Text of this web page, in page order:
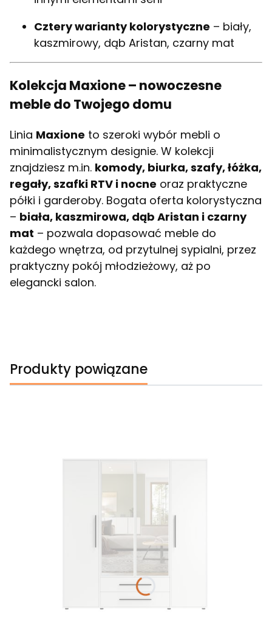
Cztery warianty kolorystyczne – biały,
kaszmirowy, dąb Aristan, czarny mat
Kolekcja Maxione – nowoczesne
meble do Twojego domu
Linia Maxione to szeroki wybór mebli o
minimalistycznym designie. W kolekcji
znajdziesz m.in. komody, biurka, szafy, łóżka,
regały, szafki RTV i nocne oraz praktyczne
półki i garderoby. Bogata oferta kolorystyczna
– biała, kaszmirowa, dąb Aristan i czarny
mat – pozwala dopasować meble do
każdego wnętrza, od przytulnej sypialni, przez
praktyczny pokój młodzieżowy, aż po
elegancki salon.
Produkty powiązane